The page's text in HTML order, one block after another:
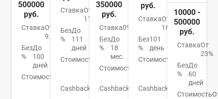
500000
руб.
СтавкаОт
9.9%
Без
%
До
100
дней
Стоимость
590
СтавкаОт
11,9%
Без
%
До
111
дней
Стоимость
Cashback
350000
руб.
Ставка0%
Без
%
До
18
мес.
Стоимость
Cashback
До
руб.
СтавкаОт
16%
Без
%
101
день
Стоимость
руб.
Cashback
10000 -
500000
руб.
СтавкаОт
23%
Без
%
До
60
дней
Стоимость